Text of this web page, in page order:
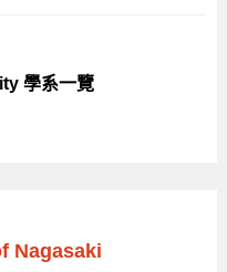
學系一覽
Nagasaki